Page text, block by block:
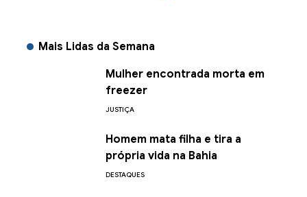
Mais Lidas da Semana
Mulher encontrada morta em
freezer
JUSTIÇA
Homem mata filha e tira a
própria vida na Bahia
DESTAQUES